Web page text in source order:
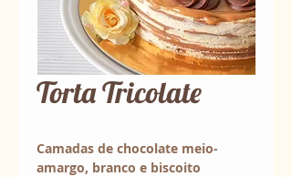
Torta Tricolate
Camadas de chocolate meio-
amargo, branco e biscoito